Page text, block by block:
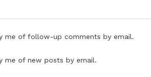
me of follow-up comments by email.
me of new posts by email.